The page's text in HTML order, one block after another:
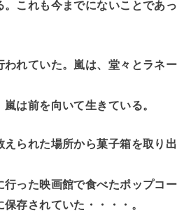
これも今までにないことであっ
われていた。嵐は、堂々とラネー
は前を向いて生きている。
られた場所から菓子箱を取り出
った映画館で食べたポップコー
存されていた・・・・。